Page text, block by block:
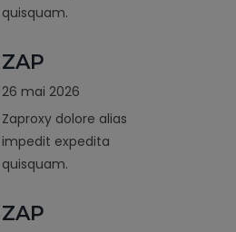
quisquam.
ZAP
26 mai 2026
Zaproxy dolore alias
impedit expedita
quisquam.
ZAP